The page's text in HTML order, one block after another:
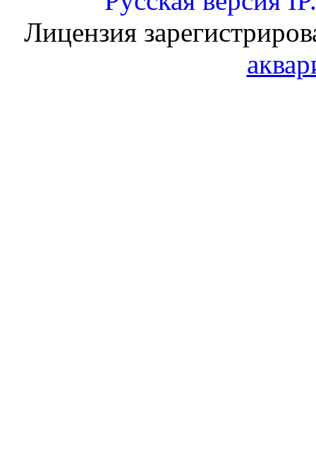
Лицензия